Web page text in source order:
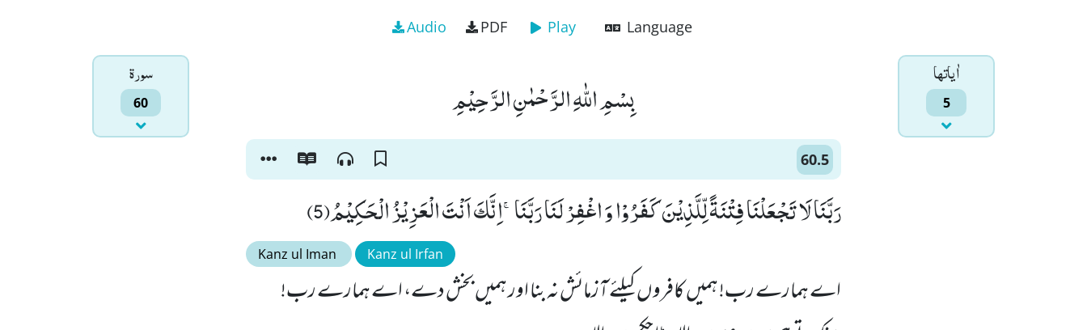
Audio PDF Play Language
سورۃ
60
اٰياتها
5 بِسْمِ اللّٰهِ الرَّحْمٰنِ الرَّحِیْمِ
60.5
رَبَّنَا لَا تَجْعَلْنَا فِتْنَةً لِّلَّذِیْنَ كَفَرُوْا وَ اغْفِرْ لَنَا رَبَّنَاۚ-اِنَّكَ اَنْتَ الْعَزِیْزُ الْحَكِیْمُ(5)
Kanz ul Iman Kanz ul Irfan
اے ہمارے رب! ہمیں کافروں کیلئے آزمائش نہ بنا اور ہمیں بخش دے، اے ہمارے رب!